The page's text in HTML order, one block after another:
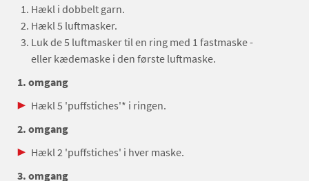
Hækl i dobbelt garn.
Hækl 5 luftmasker.
Luk de 5 luftmasker til en ring med 1 fastmaske -
eller kædemaske i den første luftmaske.
1. omgang
Hækl 5 'puffstiches'* i ringen.
2. omgang
Hækl 2 'puffstiches' i hver maske.
3. omgang